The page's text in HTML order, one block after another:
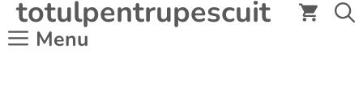
conținut
totulpentrupescuit
Menu